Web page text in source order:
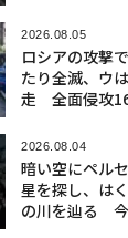
2026.08.05
ロシアの攻撃
たり全滅、ウ
走 全面侵攻
2026.08.04
暗い空にペル
星を探し、は
の川を辿る